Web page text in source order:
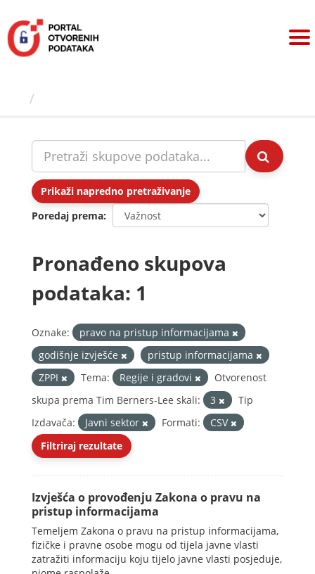
sadržaj
Prikaži napredno pretraživanje
Poredaj prema
Pronađeno skupova
podataka: 1
Oznake:
pravo na pristup informacijama
godišnje izvješće
pristup informacijama
ZPPI
Tema: Regije i gradovi
Otvorenost
skupa prema Tim Berners-Lee skali:
3
Tip
Izdavača:
Javni sektor Formati:
CSV
Filtriraj rezultate
Izvješća o provođenju Zakona o pravu na
pristup informacijama
Temeljem Zakona o pravu na pristup informacijama,
fizičke i pravne osobe mogu od tijela javne vlasti
zatražiti informaciju koju tijelo javne vlasti posjeduje,